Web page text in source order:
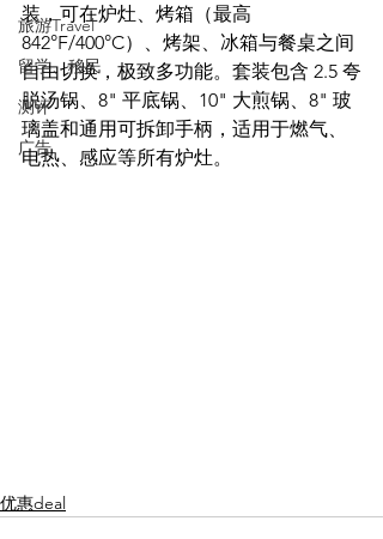
旅游Travel
留学、移民
测评
广告
装，可在炉灶、烤箱（最高
842°F/400°C）、烤架、冰箱与餐桌之间
自由切换，极致多功能。套装包含 2.5 夸
脱汤锅、8" 平底锅、10" 大煎锅、8" 玻
璃盖和通用可拆卸手柄，适用于燃气、
电热、感应等所有炉灶。
优惠deal